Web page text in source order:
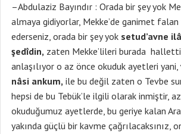
–Abdulaziz Bayındır : Orada bir şey yok
almaya gidiyorlar, Mekke’de ganimet
ederseniz, orada bir şey yok setud’avne
şedîdin, zaten Mekke’lileri burada
anlaşılıyor o az önce okuduk ayetleri yani,
nâsi ankum, ile bu değil zaten o Tevbe
hepsi de bu Tebük’le ilgili olarak inmiştir,
okuduğumuz ayetlerde, bu geriye kalan
yakında güçlü bir kavme çağrılacaksınız,